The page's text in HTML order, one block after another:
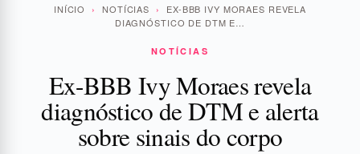
INÍCIO › NOTÍCIAS ›
EX-BBB IVY MORAES REVELA
DIAGNÓSTICO DE DTM E…
NOTÍCIAS
Ex-BBB Ivy Moraes revela
diagnóstico de DTM e alerta
sobre sinais do corpo